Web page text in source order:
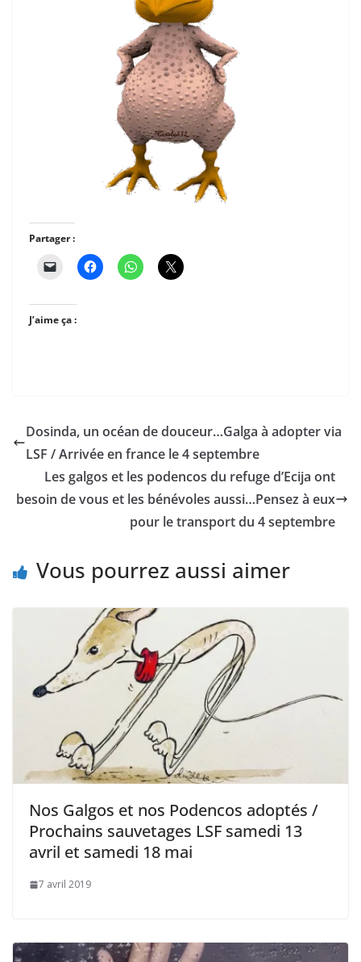
Partager :
J’aime ça :
Dosinda, un océan de douceur…Galga à adopter via
LSF / Arrivée en france le 4 septembre
Les galgos et les podencos du refuge d’Ecija ont
besoin de vous et les bénévoles aussi…Pensez à eux
pour le transport du 4 septembre
Vous pourrez aussi aimer
Nos Galgos et nos Podencos adoptés /
Prochains sauvetages LSF samedi 13
avril et samedi 18 mai
7 avril 2019